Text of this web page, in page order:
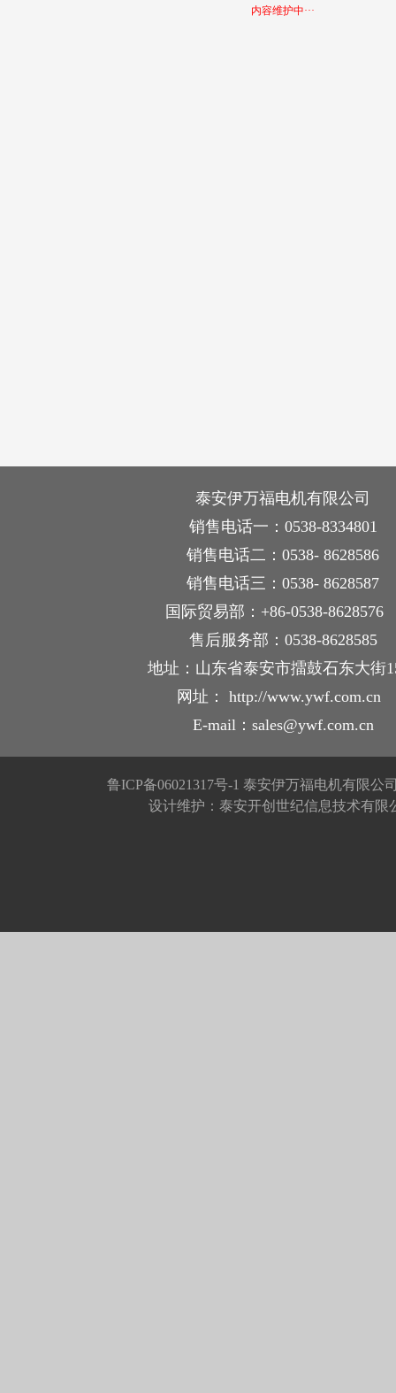
内容维护中···
泰安伊万福电机有限公司
销售电话一：0538-8334801
销售电话二：0538- 8628586
销售电话三：0538- 8628587
国际贸易部：+86-0538-
售后服务部：0538-8628585
地址：山东省泰安市擂鼓石东大街
网址： http://www.ywf.com.cn
E-mail：sales@ywf.com.cn
鲁ICP备06021317号-1 泰安伊万福电机有限公
设计维护：泰安开创世纪信息技术有限